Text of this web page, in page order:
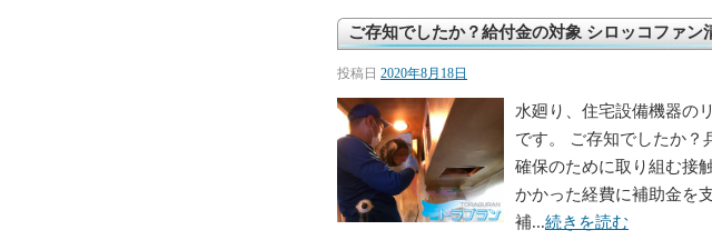
ご存知でしたか？給付金の対象 シロッコファン
投稿日 2020年8月18日
水廻り、住宅設備機器の
です。 ご存知でしたか？
確保のために取り組む接
かかった経費に補助金を
補...続きを読む